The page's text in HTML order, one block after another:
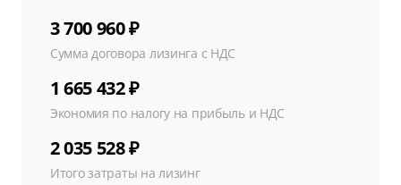
3 700 960 ₽
Сумма договора лизинга с НДС
1 665 432 ₽
Экономия по налогу на прибыль и НДС
2 035 528 ₽
Итого затраты на лизинг